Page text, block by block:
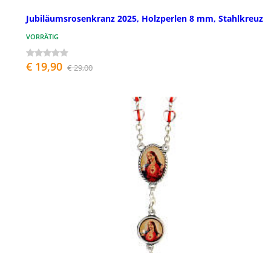
Jubiläumsrosenkranz 2025, Holzperlen 8 mm, Stahlkreuz
VORRÄTIG
€ 19,90 € 29,00